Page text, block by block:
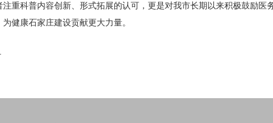
科普内容创新、形式拓展的认可，更是对我市长期以来积极鼓励医
健康石家庄建设贡献更大力量。